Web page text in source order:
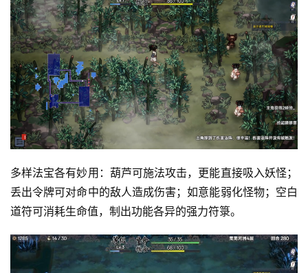
首
页
游
茶
原
创
戏
业
界
手
机
多样法宝各有妙用：葫芦可施法攻击，更能直接吸入妖怪；
丢出令牌可对命中的敌人造成伤害；如意能弱化怪物；空白
道符可消耗生命值，制出功能各异的强力符箓。